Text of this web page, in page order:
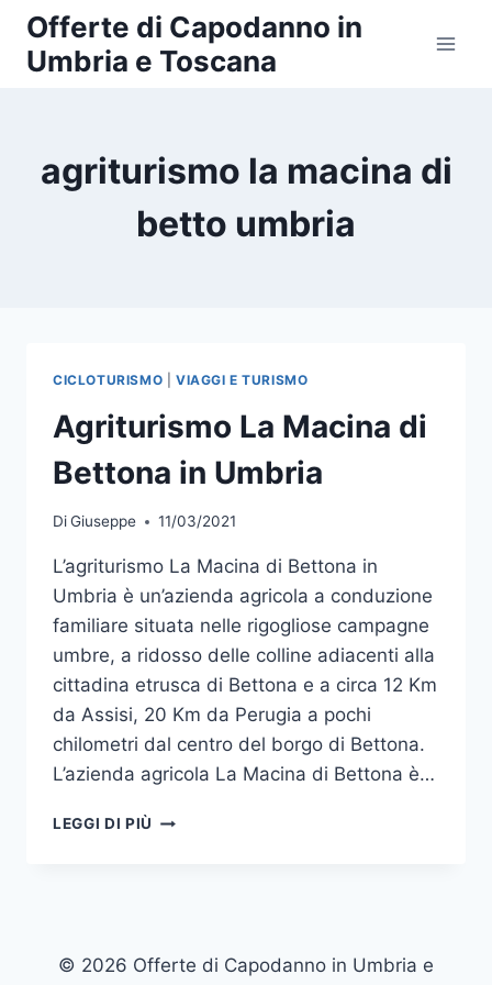
Salta
contenuto
Offerte di Capodanno in
Umbria e Toscana
agriturismo la macina di
betto umbria
CICLOTURISMO VIAGGI E TURISMO
Agriturismo La Macina di
Bettona in Umbria
DiGiuseppe 11/03/2021
L’agriturismo La Macina di Bettona in
Umbria è un’azienda agricola a conduzione
familiare situata nelle rigogliose campagne
umbre, a ridosso delle colline adiacenti alla
cittadina etrusca di Bettona e a circa 12 Km
da Assisi, 20 Km da Perugia a pochi
chilometri dal centro del borgo di Bettona.
L’azienda agricola La Macina di Bettona è…
LEGGI DI PIÙ AGRITURISMO
UMBRIA
© 2026 Offerte di Capodanno in Umbria e